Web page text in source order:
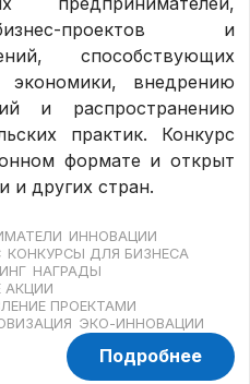
проектов и
способствующих
экономики, внедрению
и распространению
практик. Конкурс
формате и открыт
и других стран.
ИННОВАЦИИ
КОНКУРСЫ ДЛЯ БИЗНЕСА
НАГРАДЫ
АКЦИИ
ПРОЕКТАМИ
ЭКО-ИННОВАЦИИ
Подробнее